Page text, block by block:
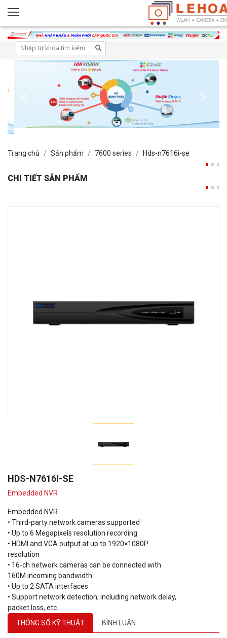
CHI TIẾT SẢN PHẨM
• Third-party network cameras supported
• Up to 6 Megapixels resolution recording
• HDMI and VGA output at up to 1920×1080P
resolution
• 16-ch network cameras can be connected with
160M incoming bandwidth
• Up to 2 SATA interfaces
• Support network detection, including network delay,
packet loss, etc.
THÔNG SỐ KỸ THUẬT
BÌNH LUẬN